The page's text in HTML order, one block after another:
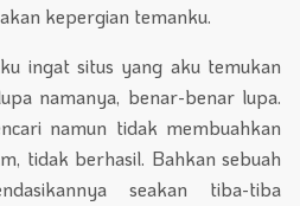
kepergian temanku.
ingat situs yang aku temukan
namanya, benar-benar lupa.
namun tidak membuahkan
tidak berhasil. Bahkan sebuah
seakan tiba-tiba